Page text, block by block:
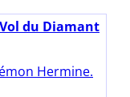
du Diamant
Hermine.